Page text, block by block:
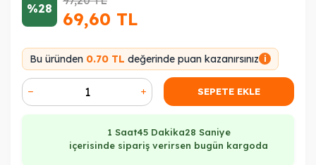
%28 69,60 TL
Bu üründen 0.70 TL değerinde puan kazanırsınız i
SEPETE EKLE
1 Saat45 Dakika28 Saniye
içerisinde sipariş verirsen bugün kargoda